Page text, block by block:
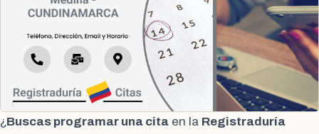
¿Buscas programar una cita en la Registraduría